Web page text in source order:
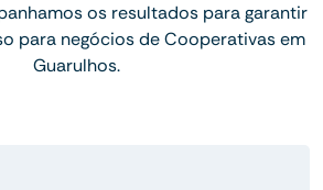
os resultados para garantir
para negócios de Cooperativas em
Guarulhos.